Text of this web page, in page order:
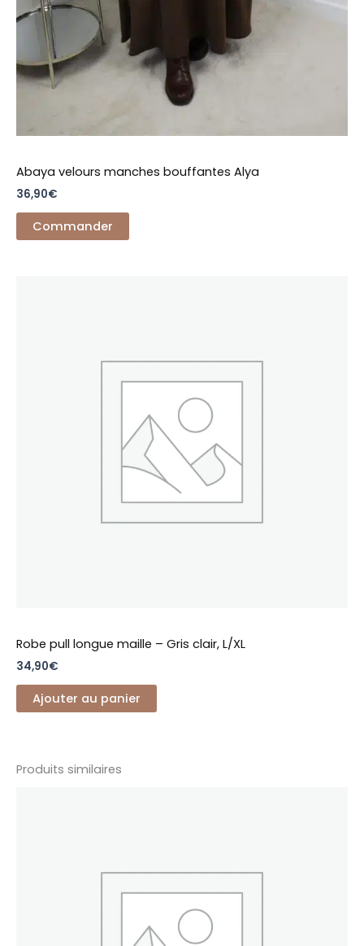
Abaya velours manches bouffantes Alya
36,90€
Commander
Robe pull longue maille – Gris clair, L/XL
34,90€
Ajouter au panier
Produits similaires